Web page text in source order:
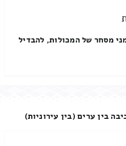
מסחר של המכולות, להבדיל
בין ערים (בין עירוניות)